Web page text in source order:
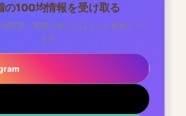
の100均情報を受け取る
写真・実際に使った口コミを更新してい
ます。